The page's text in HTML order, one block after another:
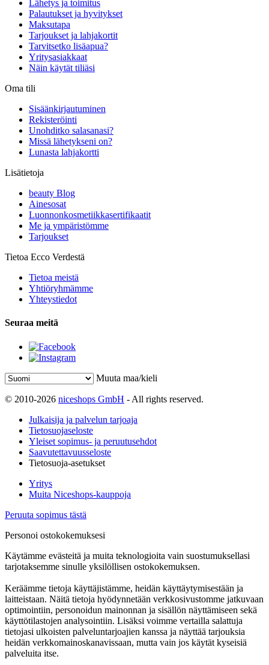
Lähetys ja toimitus
Palautukset ja hyvitykset
Maksutapa
Tarjoukset ja lahjakortit
Tarvitsetko lisäapua?
Yritysasiakkaat
Näin käytät tiliäsi
Oma tili
Sisäänkirjautuminen
Rekisteröinti
Unohditko salasanasi?
Missä lähetykseni on?
Lunasta lahjakortti
Lisätietoja
beauty Blog
Ainesosat
Luonnonkosmetiikkasertifikaatit
Me ja ympäristömme
Tarjoukset
Tietoa Ecco Verdestä
Tietoa meistä
Yhtiöryhmämme
Yhteystiedot
Seuraa meitä
Muuta maa/kieli
© 2010-2026 niceshops GmbH - All rights reserved.
Julkaisija ja palvelun tarjoaja
Tietosuojaseloste
Yleiset sopimus- ja peruutusehdot
Saavutettavuusseloste
Tietosuoja-asetukset
Yritys
Muita Niceshops-kauppoja
Peruuta sopimus tästä
Personoi ostokokemuksesi
Käytämme evästeitä ja muita teknologioita vain suostumuksellasi
tarjotaksemme sinulle yksilöllisen ostokokemuksen.
Keräämme tietoja käyttäjistämme, heidän käyttäytymisestään ja
laitteistaan. Näitä tietoja hyödynnetään verkkosivustomme jatkuvaan
optimointiin, personoidun mainonnan ja sisällön näyttämiseen sekä
käyttötilastojen analysointiin. Lisäksi voimme vertailla salattuja
tietojasi ulkoisten palveluntarjoajien kanssa ja näyttää tarjouksia
heidän verkkomainoskanavissaan, mutta vain jos käytät kyseisiä
palveluita itse.